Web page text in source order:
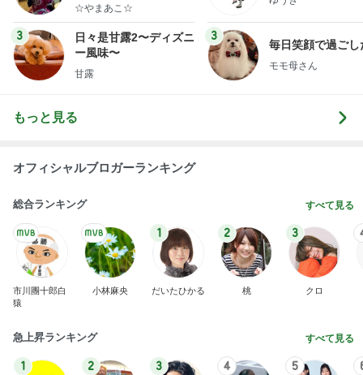
☆やまあこ☆
3
日々是甘露2〜ディズニ
ー風味〜
甘露
3
毎日笑顔で過ごし
モモ母さん
もっと見る
オフィシャルブロガーランキング
総合ランキング すべて見る
市川團十郎白
猿
小林麻央
1
だいたひかる
2
桃
3
クロ
急上昇ランキング すべて見る
1 2 3 4 5